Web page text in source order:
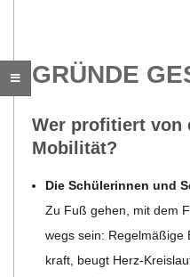
I
D
T
GRÜNDE
Wer pro­fi­tiert von
Mobilität?
Die Schü­le­rin­nen und
Zu Fuß gehen, mit dem
wegs sein: Regel­mä­ßige
kraft, beugt Herz-